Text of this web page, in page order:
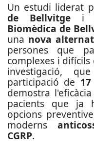
Un estudi liderat
de Bellvitgei
Biomèdica de
una nova
persones que
complexes i
investigació,
participació de
demostra
pacients que ja
opcions
moderns
CGRP.